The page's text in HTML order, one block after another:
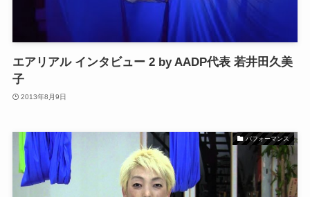
エアリアル インタビュー 2 by AADP代表 若井田久美
子
2013年8月9日
パフォーマンス